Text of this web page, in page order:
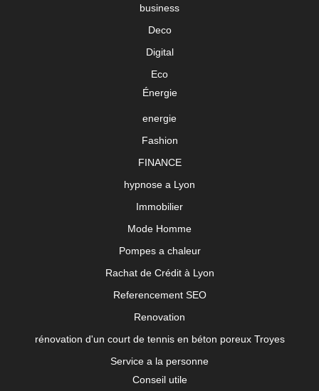
business
Deco
Digital
Eco
Énergie
energie
Fashion
FINANCE
hypnose a Lyon
Immobilier
Mode Homme
Pompes a chaleur
Rachat de Crédit à Lyon
Referencement SEO
Renovation
rénovation d'un court de tennis en béton poreux Troyes
Service a la personne
Conseil utile